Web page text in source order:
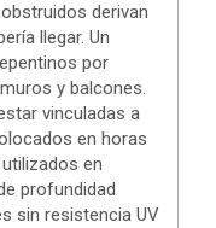
derivan
llegar. Un
por
y balcones.
vinculadas a
en horas
en
profundidad
sin resistencia UV